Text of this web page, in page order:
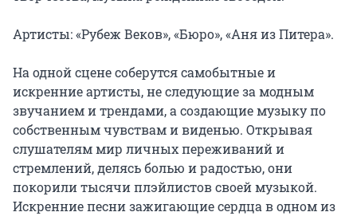
Артисты: «Рубеж Веков», «Бюро», «Аня из Питера».
На одной сцене соберутся самобытные и
искренние артисты, не следующие за модным
звучанием и трендами, а создающие музыку по
собственным чувствам и виденью. Открывая
слушателям мир личных переживаний и
стремлений, делясь болью и радостью, они
покорили тысячи плэйлистов своей музыкой.
Искренние песни зажигающие сердца в одном из